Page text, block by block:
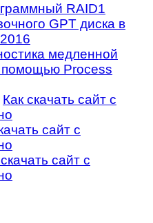
RAID1
GPT диска в
медленной
помощью Process
Как скачать сайт с
сайт с
сайт с